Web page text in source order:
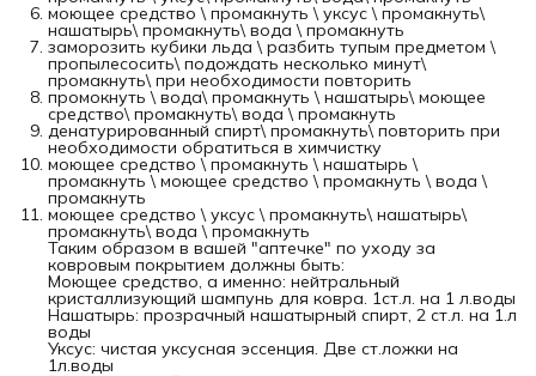
моющее средство \ промакнуть \ уксус \ промакнуть\
нашатырь\ промакнуть\ вода \ промакнуть
заморозить кубики льда \ разбить тупым предметом \
пропылесосить\ подождать несколько минут\
промакнуть\ при необходимости повторить
промокнуть \ вода\ промакнуть \ нашатырь\ моющее
средство\ промакнуть\ вода \ промакнуть
денатурированный спирт\ промакнуть\ повторить при
необходимости обратиться в химчистку
моющее средство \ промакнуть \ нашатырь \
промакнуть \ моющее средство \ промакнуть \ вода \
промакнуть
моющее средство \ уксус \ промакнуть\ нашатырь\
промакнуть\ вода \ промакнуть
Таким образом в вашей "аптечке" по уходу за
ковровым покрытием должны быть:
Моющее средство, а именно: нейтральный
кристаллизующий шампунь для ковра. 1ст.л. на 1 л.воды
Нашатырь: прозрачный нашатырный спирт, 2 ст.л. на 1.л
воды
Уксус: чистая уксусная эссенция. Две ст.ложки на
1л.воды